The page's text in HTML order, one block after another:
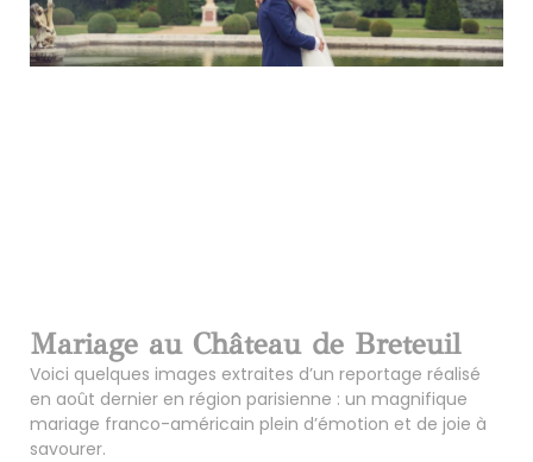
Mariage au Château de Breteuil
Voici quelques images extraites d’un reportage réalisé
en août dernier en région parisienne : un magnifique
mariage franco-américain plein d’émotion et de joie à
savourer.